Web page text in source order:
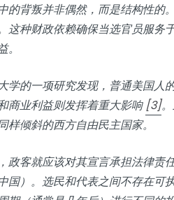
的背叛并非偶然，而是结构性的
这种财政依赖确保当选官员服务
学的一项研究发现，普通美国人
商业利益则发挥着重大影响 [3]
样倾斜的西方自由民主国家。
政客就应该对其宣言承担法律责
国）。选民和代表之间不存在可